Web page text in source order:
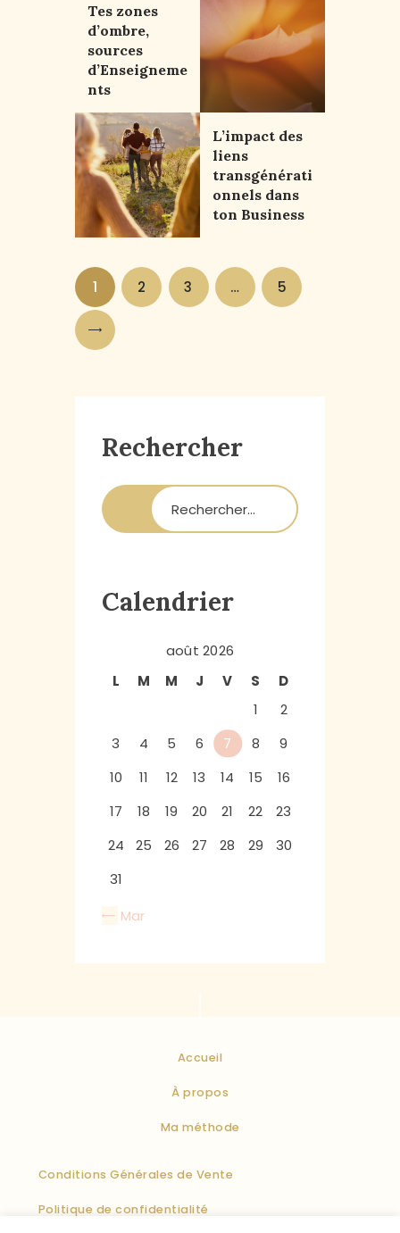
Tes zones
d’ombre,
sources
d’Enseigneme
nts
L’impact des
liens
transgénérati
onnels dans
ton Business
1 2 3 … 5
Rechercher
Calendrier
août 2026
L
M M J V S
D
1
2
3
4 5 6 7 8
9
10
11 12 13 14 15
16
17
18 19 20 21 22
23
24
25 26 27 28 29
30
31
« Mar
Accueil
À propos
Ma méthode
Conditions Générales de Vente
Politique de confidentialité